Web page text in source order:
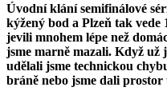
Úvodní klání semifinálové
kýžený bod a Plzeň tak vede
jevili mnohem lépe než
jsme marně mazali. Když
udělali jsme technickou
bráně nebo jsme dali prostor